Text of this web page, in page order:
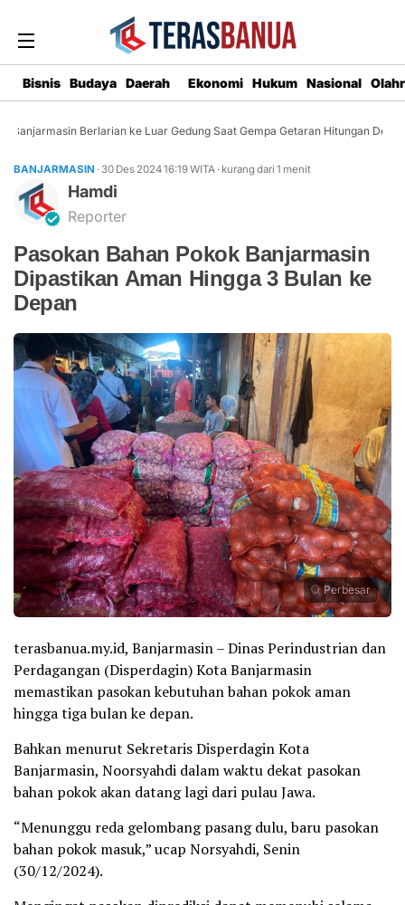
Bisnis Budaya Daerah Ekonomi Hukum Nasional
Banjarmasin Berlarian ke Luar Gedung Saat Gempa Getaran Hitungan Detik
BANJARMASIN · 30 Des 202416:19WITA · kurang dari 1 menit
Hamdi
Reporter
Pasokan Bahan Pokok Banjarmasin
Dipastikan Aman Hingga 3 Bulan ke
Depan
Perbesar
terasbanua.my.id, Banjarmasin – Dinas Perindustrian dan
Perdagangan (Disperdagin) Kota Banjarmasin
memastikan pasokan kebutuhan bahan pokok aman
hingga tiga bulan ke depan.
Bahkan menurut Sekretaris Disperdagin Kota
Banjarmasin, Noorsyahdi dalam waktu dekat pasokan
bahan pokok akan datang lagi dari pulau Jawa.
“Menunggu reda gelombang pasang dulu, baru pasokan
bahan pokok masuk,” ucap Norsyahdi, Senin
(30/12/2024).